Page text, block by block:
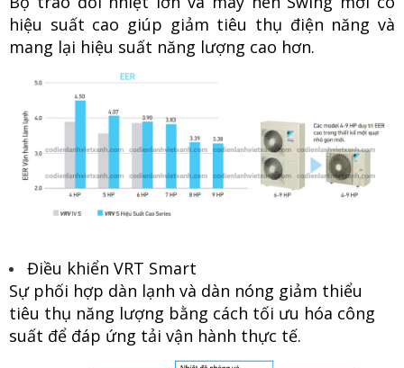
hiệu suất cao giúp giảm tiêu thụ điện năng và
mang lại hiệu suất năng lượng cao hơn.
Điều khiển VRT Smart
Sự phối hợp dàn lạnh và dàn nóng giảm thiểu
tiêu thụ năng lượng bằng cách tối ưu hóa công
suất để đáp ứng tải vận hành thực tế.